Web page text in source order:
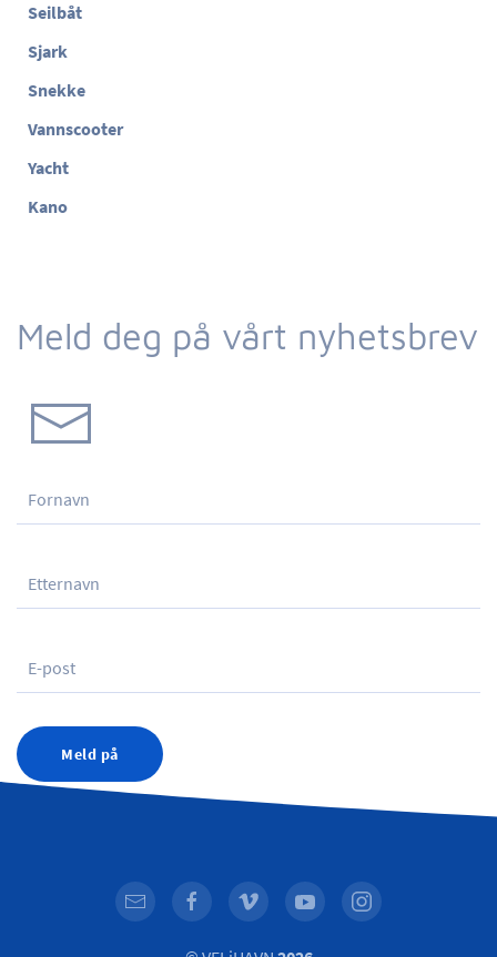
Seilbåt
Sjark
Snekke
Vannscooter
Yacht
Kano
Meld deg på vårt nyhetsbrev
Meld på